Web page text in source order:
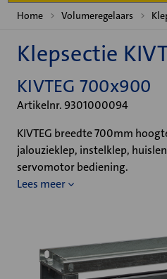
Home Volumeregelaars
Klepsectie
KIVTEG 700x900
Artikelnr. 9301000094
KIVTEG breedte 700mm
jalouzieklep, instelklep,
servomotor bediening.
Lees meer